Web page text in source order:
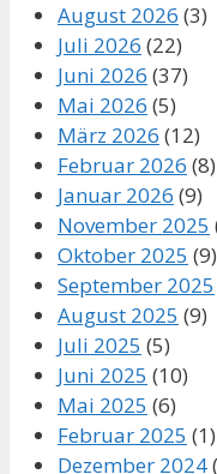
August 2026 (3)
Juli 2026 (22)
Juni 2026 (37)
Mai 2026 (5)
März 2026 (12)
Februar 2026 (8)
Januar 2026 (9)
November 2025
Oktober 2025 (9)
September 2025
August 2025 (9)
Juli 2025 (5)
Juni 2025 (10)
Mai 2025 (6)
Februar 2025 (1)
Dezember 2024